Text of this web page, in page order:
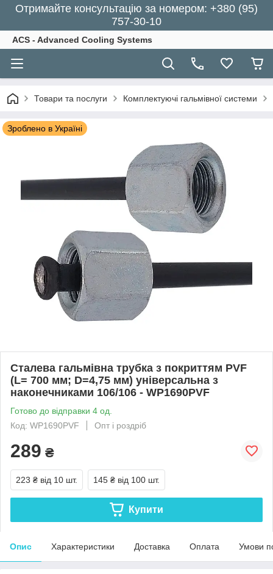
Отримайте консультацію за номером: +380 (95)
757-30-10
ACS - Advanced Cooling Systems
Товари та послуги Комплектуючі гальмівної системи
Зроблено в Україні
Сталева гальмівна трубка з покриттям PVF
(L= 700 мм; D=4,75 мм) універсальна з
наконечниками 106/106 - WP1690PVF
Готово до відправки 4 од.
Код: WP1690PVF
Опт і роздріб
289 ₴
223 ₴ від 10 шт. 145 ₴ від 100 шт.
Купити
Опис Характеристики Доставка Оплата Умови